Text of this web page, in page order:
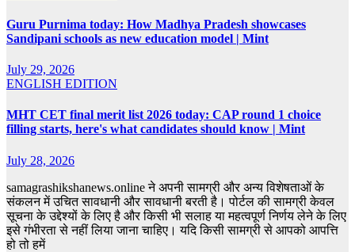
Guru Purnima today: How Madhya Pradesh showcases
Sandipani schools as new education model | Mint
July 29, 2026
ENGLISH EDITION
MHT CET final merit list 2026 today: CAP round 1 choice
filling starts, here's what candidates should know | Mint
July 28, 2026
samagrashikshanews.online ने अपनी सामग्री और अन्य विशेषताओं के
संकलन में उचित सावधानी और सावधानी बरती है। पोर्टल की सामग्री केवल
सूचना के उद्देश्यों के लिए है और किसी भी सलाह या महत्वपूर्ण निर्णय लेने के लिए
इसे गंभीरता से नहीं लिया जाना चाहिए। यदि किसी सामग्री से आपको आपत्ति
हो तो हमें